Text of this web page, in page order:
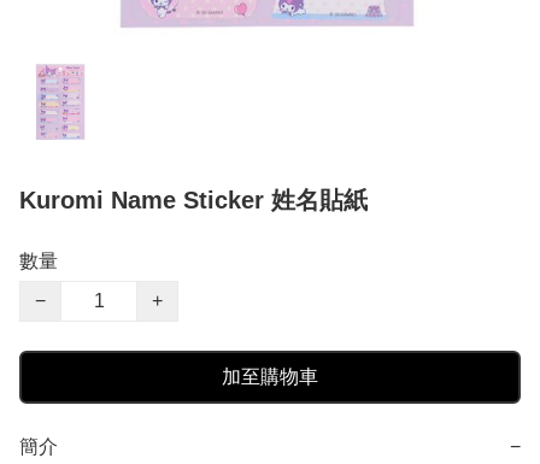
Kuromi Name Sticker 姓名貼紙
數量
−
+
加至購物車
簡介 −